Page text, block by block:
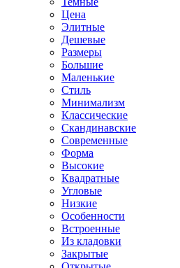
Цена
Элитные
Дешевые
Размеры
Большие
Маленькие
Стиль
Минимализм
Классические
Скандинавские
Современные
Форма
Высокие
Квадратные
Угловые
Низкие
Особенности
Встроенные
Из кладовки
Закрытые